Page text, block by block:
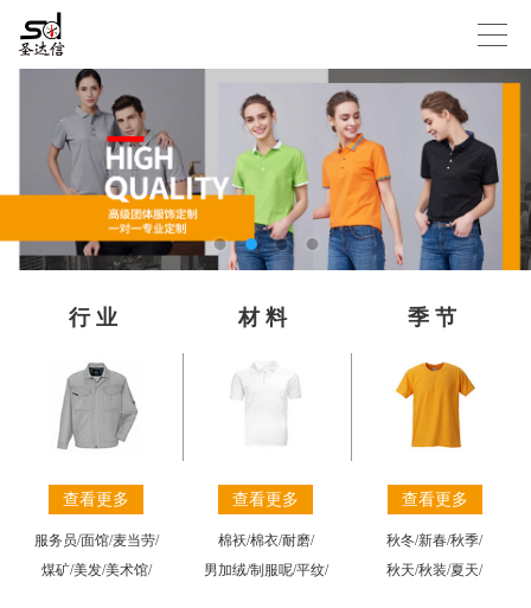
行业
查看更多
服务员/面馆/麦当劳/
煤矿/美发/美术馆/
材料
查看更多
棉袄/棉衣/耐磨/
男加绒/制服呢/平纹/
季节
查看更多
秋冬/新春/秋季/
秋天/秋装/夏天/